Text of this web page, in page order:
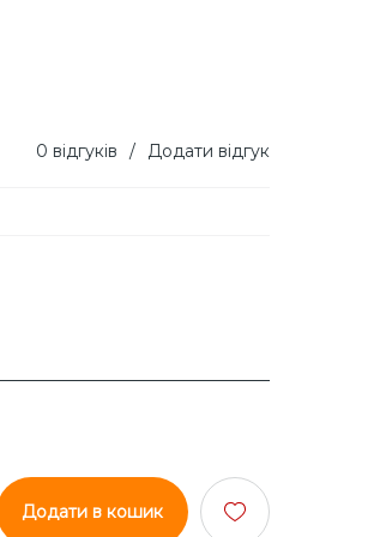
0 відгуків / Додати відгук
Додати в кошик